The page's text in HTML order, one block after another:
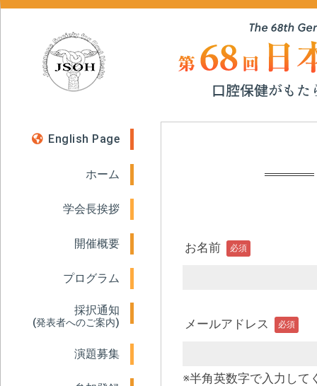
お名前 必須
メールアドレス 必須
※半角英数字で入力して
English Page
ホーム
学会長挨拶
開催概要
プログラム
採択通知
(発表者へのご案内)
演題募集